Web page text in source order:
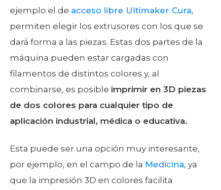
ejemplo el de acceso libre Ultimaker Cura,
permiten elegir los extrusores con los que se
dará forma a las piezas. Estas dos partes de la
máquina pueden estar cargadas con
filamentos de distintos colores y, al
combinarse, es posible imprimir en 3D piezas
de dos colores para cualquier tipo de
aplicación industrial, médica o educativa.
Esta puede ser una opción muy interesante,
por ejemplo, en el campo de la Medicina, ya
que la impresión 3D en colores facilita